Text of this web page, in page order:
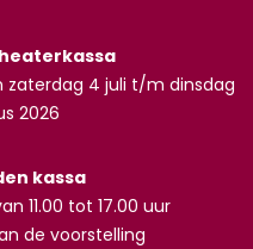
zaterdag 4 juli t/m dinsdag
2026
kassa
11.00 tot 17.00 uur
de voorstelling